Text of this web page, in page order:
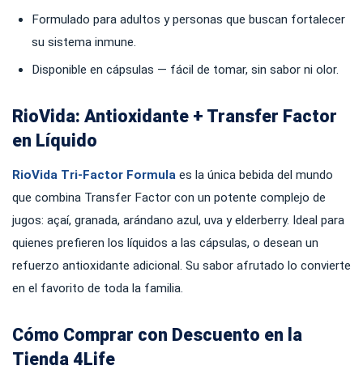
Formulado para adultos y personas que buscan fortalecer
su sistema inmune.
Disponible en cápsulas — fácil de tomar, sin sabor ni olor.
RioVida: Antioxidante + Transfer Factor
en Líquido
RioVida Tri-Factor Formula es la única bebida del mundo
que combina Transfer Factor con un potente complejo de
jugos: açaí, granada, arándano azul, uva y elderberry. Ideal para
quienes prefieren los líquidos a las cápsulas, o desean un
refuerzo antioxidante adicional. Su sabor afrutado lo convierte
en el favorito de toda la familia.
Cómo Comprar con Descuento en la
Tienda 4Life